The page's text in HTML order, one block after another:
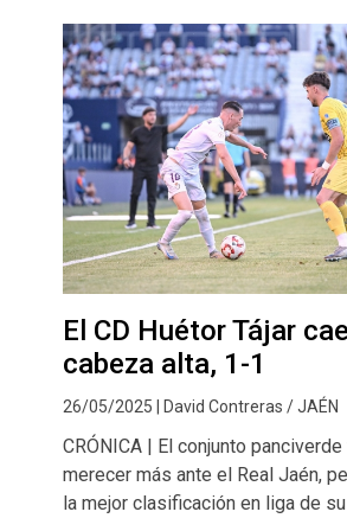
El CD Huétor Tájar
cabeza alta, 1-1
26/05/2025 | David Contreras / JAÉN
CRÓNICA | El conjunto
merecer más ante el Real Jaén,
la mejor clasificación en liga de